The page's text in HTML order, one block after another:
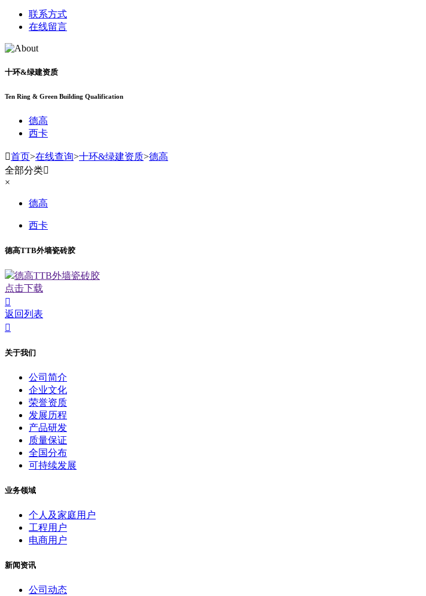
联系方式
在线留言
十环&绿建资质
Ten Ring & Green Building Qualification
德高
西卡
首页>在线查询>十环&绿建资质>德高
全部分类
×
德高
西卡
德高TTB外墙瓷砖胶
德高TTB外墙瓷砖胶
点击下载

返回列表

关于我们
公司简介
企业文化
荣誉资质
发展历程
产品研发
质量保证
全国分布
可持续发展
业务领域
个人及家庭用户
工程用户
电商用户
新闻资讯
公司动态